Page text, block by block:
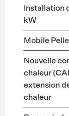
Installation
kW
Mobile
Nouvelle
chaleur
extension
chaleur